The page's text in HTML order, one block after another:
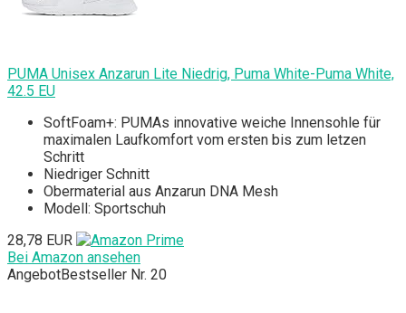
PUMA Unisex Anzarun Lite Niedrig, Puma White-Puma White,
42.5 EU
SoftFoam+: PUMAs innovative weiche Innensohle für
maximalen Laufkomfort vom ersten bis zum letzen
Schritt
Niedriger Schnitt
Obermaterial aus Anzarun DNA Mesh
Modell: Sportschuh
28,78 EUR
Bei Amazon ansehen
AngebotBestseller Nr. 20